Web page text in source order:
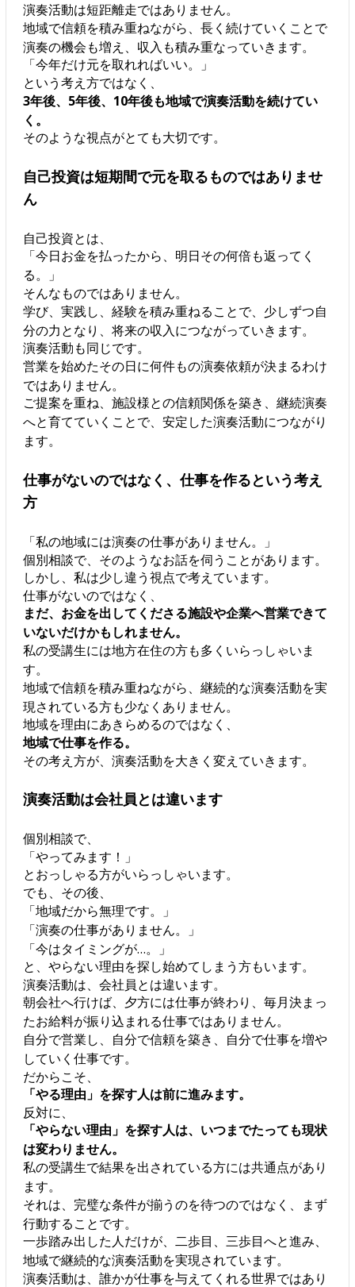
演奏活動は短距離走ではありません。
地域で信頼を積み重ねながら、長く続けていくことで
演奏の機会も増え、収入も積み重なっていきます。
「今年だけ元を取れればいい。」
という考え方ではなく、
3年後、5年後、10年後も地域で演奏活動を続けてい
く。
そのような視点がとても大切です。
自己投資は短期間で元を取るものではありませ
ん
自己投資とは、
「今日お金を払ったから、明日その何倍も返ってく
る。」
そんなものではありません。
学び、実践し、経験を積み重ねることで、少しずつ自
分の力となり、将来の収入につながっていきます。
演奏活動も同じです。
営業を始めたその日に何件もの演奏依頼が決まるわけ
ではありません。
ご提案を重ね、施設様との信頼関係を築き、継続演奏
へと育てていくことで、安定した演奏活動につながり
ます。
仕事がないのではなく、仕事を作るという考え
方
「私の地域には演奏の仕事がありません。」
個別相談で、そのようなお話を伺うことがあります。
しかし、私は少し違う視点で考えています。
仕事がないのではなく、
まだ、お金を出してくださる施設や企業へ営業できて
いないだけかもしれません。
私の受講生には地方在住の方も多くいらっしゃいま
す。
地域で信頼を積み重ねながら、継続的な演奏活動を実
現されている方も少なくありません。
地域を理由にあきらめるのではなく、
地域で仕事を作る。
その考え方が、演奏活動を大きく変えていきます。
演奏活動は会社員とは違います
個別相談で、
「やってみます！」
とおっしゃる方がいらっしゃいます。
でも、その後、
「地域だから無理です。」
「演奏の仕事がありません。」
「今はタイミングが…。」
と、やらない理由を探し始めてしまう方もいます。
演奏活動は、会社員とは違います。
朝会社へ行けば、夕方には仕事が終わり、毎月決まっ
たお給料が振り込まれる仕事ではありません。
自分で営業し、自分で信頼を築き、自分で仕事を増や
していく仕事です。
だからこそ、
「やる理由」を探す人は前に進みます。
反対に、
「やらない理由」を探す人は、いつまでたっても現状
は変わりません。
私の受講生で結果を出されている方には共通点があり
ます。
それは、完璧な条件が揃うのを待つのではなく、まず
行動することです。
一歩踏み出した人だけが、二歩目、三歩目へと進み、
地域で継続的な演奏活動を実現されています。
演奏活動は、誰かが仕事を与えてくれる世界ではあり